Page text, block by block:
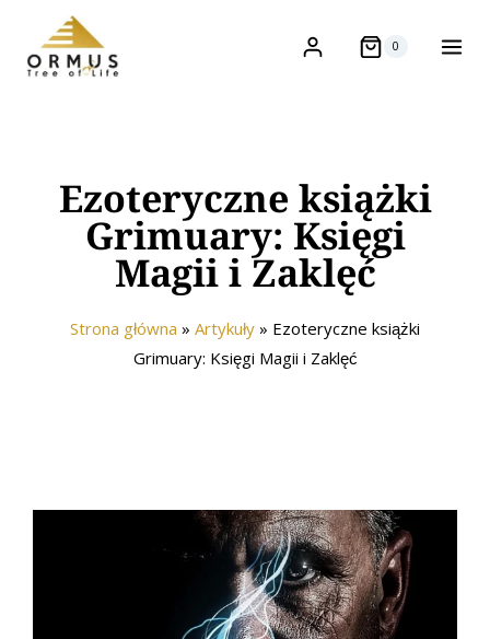
0
Ezoteryczne książki
Grimuary: Księgi
Magii i Zaklęć
Strona główna » Artykuły » Ezoteryczne książki
Grimuary: Księgi Magii i Zaklęć